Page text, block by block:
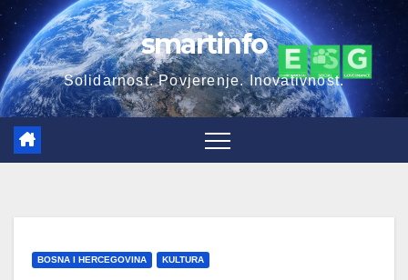
Skip
to
content
smartinfo
Solidarnost. Povjerenje. Inovativnost.
BOSNA I HERCEGOVINA KULTURA